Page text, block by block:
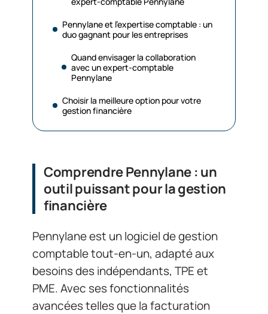
Pennylane et l’expertise comptable : un
duo gagnant pour les entreprises
Quand envisager la collaboration
avec un expert-comptable
Pennylane
Choisir la meilleure option pour votre
gestion financière
Comprendre Pennylane : un
outil puissant pour la gestion
financière
Pennylane est un logiciel de gestion
comptable tout-en-un, adapté aux
besoins des indépendants, TPE et
PME. Avec ses fonctionnalités
avancées telles que la facturation